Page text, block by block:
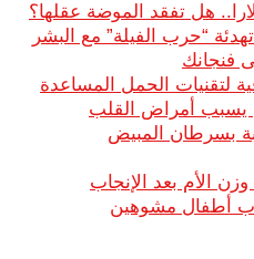
تهدئة “حرب الفيلة” مع البشر
فنجانك
لتقنيات الحمل المساعدة
يسبب أمراض القلب
بسرطان المبيض
الأم بعد الإنجاب
أطفال مشوهين